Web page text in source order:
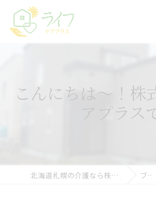
こんにちは〜！株
アプラス
北海道札幌の介護なら株式会社ライフケアプラス ブログ